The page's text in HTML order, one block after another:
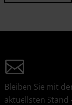
Bleiben Sie mit
aktuellsten Stand